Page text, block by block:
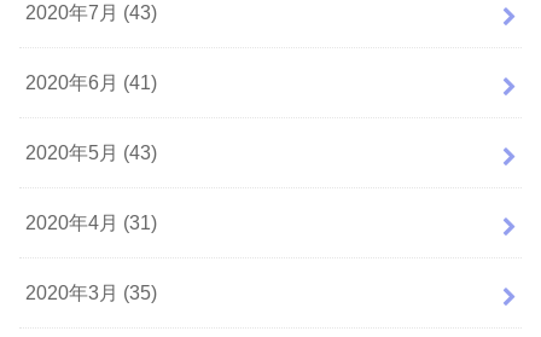
2020年7月 (43)
2020年6月 (41)
2020年5月 (43)
2020年4月 (31)
2020年3月 (35)